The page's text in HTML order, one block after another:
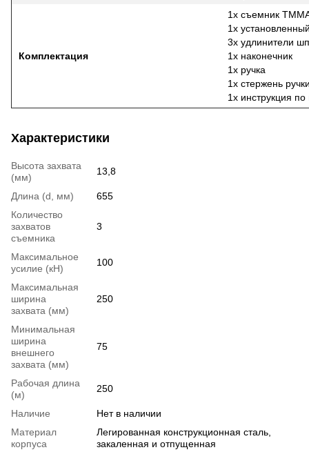
Комплектация
1x съемник
1x
3x удлинители
1x наконечник
1x ручка
1x стержень
1x инструкция
Характеристики
Высота захвата
(мм)
13,8
Длина (d, мм)
655
Количество
захватов
съемника
3
Максимальное
усилие (кН)
100
Максимальная
ширина
захвата (мм)
250
Минимальная
ширина
внешнего
захвата (мм)
75
Рабочая длина
(м)
250
Наличие
Нет в наличии
Материал
корпуса
Легированная конструкционная сталь,
закаленная и отпущенная